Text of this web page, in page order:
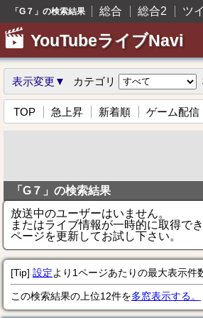
「G７」の検索結果 総合 総合2 ツ
YouTubeライブNavi
表示変更▼ カテゴリ
TOP 急上昇 新着順 ゲーム配信
「G７」の検索結果
放送中のユーザーはいません。
またはライブ情報が一時的に取得で
ページを更新してお試し下さい。
[Tip] 設定より1ページあたりの最大表示件
この検索結果の上位12件を多窓表示する。